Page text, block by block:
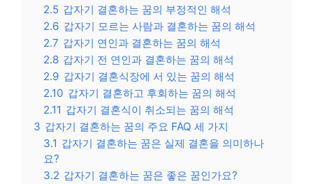
2.5 갑자기 결혼하는 꿈의 부정적인 해석
2.6 갑자기 모르는 사람과 결혼하는 꿈의 해석
2.7 갑자기 연인과 결혼하는 꿈의 해석
2.8 갑자기 전 연인과 결혼하는 꿈의 해석
2.9 갑자기 결혼식장에 서 있는 꿈의 해석
2.10 갑자기 결혼하고 후회하는 꿈의 해석
2.11 갑자기 결혼식이 취소되는 꿈의 해석
3 갑자기 결혼하는 꿈의 주요 FAQ 세 가지
3.1 갑자기 결혼하는 꿈은 실제 결혼을 의미하나
요?
3.2 갑자기 결혼하는 꿈은 좋은 꿈인가요?